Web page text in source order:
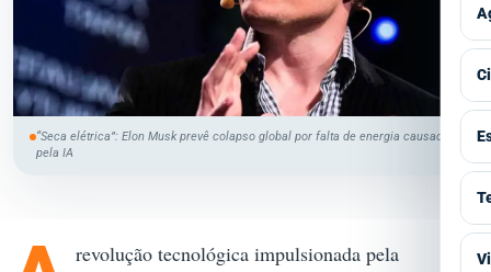
“Seca elétrica”: Elon Musk prevê colapso global por falta de energia causada
pela IA
revolução tecnológica impulsionada pela